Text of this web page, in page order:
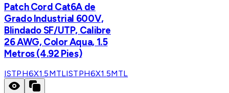
Patch Cord Cat6A de
Grado Industrial 600V,
Blindado SF/UTP, Calibre
26 AWG, Color Aqua, 1.5
Metros (4.92 Pies)
ISTPH6X1.5MTLISTPH6X1.5MTL